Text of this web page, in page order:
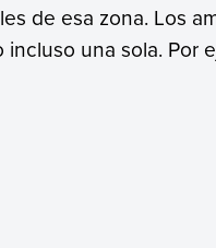
de esa zona. Los
una sola. Por